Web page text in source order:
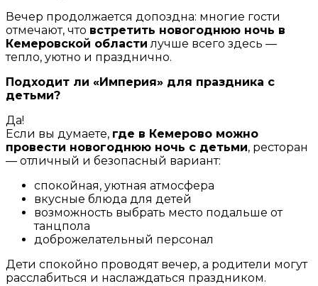
Вечер продолжается допоздна: многие гости
отмечают, что встретить новогоднюю ночь в
Кемеровской области лучше всего здесь —
тепло, уютно и празднично.
Подходит ли «Империя» для праздника с
детьми?
Да!
Если вы думаете, где в Кемерово можно
провести новогоднюю ночь с детьми, ресторан
— отличный и безопасный вариант:
спокойная, уютная атмосфера
вкусные блюда для детей
возможность выбрать место подальше от
танцпола
доброжелательный персонал
Дети спокойно проводят вечер, а родители могут
расслабиться и наслаждаться праздником.